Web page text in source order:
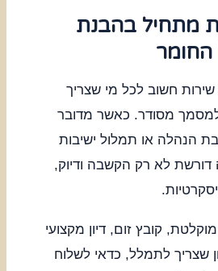
מתחיל בהבנת
החומר
שירות חשוב לכל מי שצריך
למסמך מסודר. כאשר מדובר
הנהלה או תמלול ישיבות
דורשת לא רק הקשבה ודיוק,
קובץ זום, דיון מקצועי
שצריך לתמלל, כדאי לשלוח